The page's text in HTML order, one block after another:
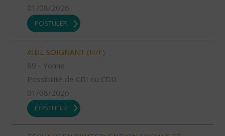
01/08/2026
POSTULER
AIDE SOIGNANT (H/F)
89 - Yonne
Possibilité de CDI ou CDD
01/08/2026
POSTULER